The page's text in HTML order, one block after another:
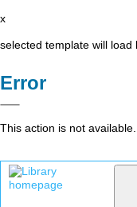
x
selected template will load
Error
This action is not available.